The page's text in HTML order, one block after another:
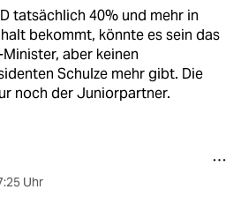
tatsächlich 40% und mehr in
bekommt, könnte es sein das
aber keinen
Schulze mehr gibt. Die
noch der Juniorpartner.
Uhr